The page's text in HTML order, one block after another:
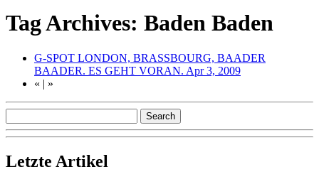
Tag Archives: Baden Baden
G-SPOT LONDON, BRASSBOURG, BAADER
BAADER. ES GEHT VORAN. Apr 3, 2009
« | »
Letzte Artikel